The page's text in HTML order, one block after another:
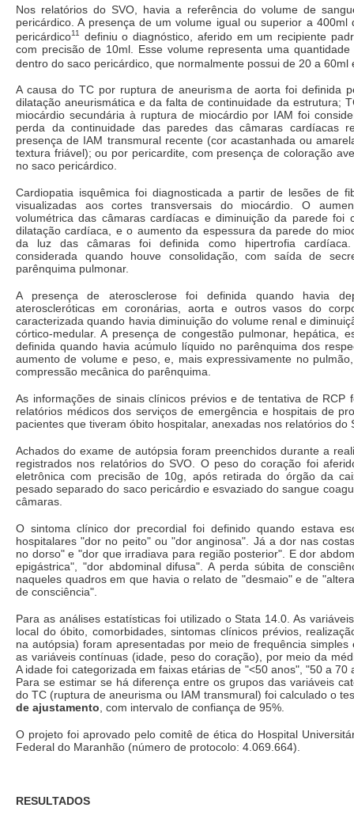
Nos relatórios do SVO, havia a referência do volume de
pericárdico. A presença de um volume igual ou superior a 400ml
pericárdico11
definiu o diagnóstico, aferido em um recipiente
com precisão de 10ml. Esse volume representa uma
dentro do saco pericárdico, que normalmente possui de 20 a 60ml
A causa do TC por ruptura de aneurisma de aorta foi definida
dilatação aneurismática e da falta de continuidade da estrutura;
miocárdio secundária à ruptura de miocárdio por IAM foi
perda da continuidade das paredes das câmaras cardíacas
presença de IAM transmural recente (cor acastanhada ou
textura friável); ou por pericardite, com presença de coloração
no saco pericárdico.
Cardiopatia isquêmica foi diagnosticada a partir de lesões de
visualizadas aos cortes transversais do miocárdio. O
volumétrica das câmaras cardíacas e diminuição da parede foi
dilatação cardíaca, e o aumento da espessura da parede do
da luz das câmaras foi definida como hipertrofia
considerada quando houve consolidação, com saída de
parênquima pulmonar.
A presença de aterosclerose foi definida quando havia
ateroscleróticas em coronárias, aorta e outros vasos do
caracterizada quando havia diminuição do volume renal e
córtico-medular. A presença de congestão pulmonar, hepática,
definida quando havia acúmulo líquido no parênquima dos
aumento de volume e peso, e, mais expressivamente no
compressão mecânica do parênquima.
As informações de sinais clínicos prévios e de tentativa de RCP
relatórios médicos dos serviços de emergência e hospitais de
pacientes que tiveram óbito hospitalar, anexadas nos relatórios do
Achados do exame de autópsia foram preenchidos durante a
registrados nos relatórios do SVO. O peso do coração foi
eletrônica com precisão de 10g, após retirada do órgão da
pesado separado do saco pericárdio e esvaziado do sangue
câmaras.
O sintoma clínico dor precordial foi definido quando estava
hospitalares "dor no peito" ou "dor anginosa". Já a dor nas
no dorso" e "dor que irradiava para região posterior". E dor
epigástrica", "dor abdominal difusa". A perda súbita de
naqueles quadros em que havia o relato de "desmaio" e de
de consciência".
Para as análises estatísticas foi utilizado o Stata 14.0. As
local do óbito, comorbidades, sintomas clínicos prévios,
na autópsia) foram apresentadas por meio de frequência simples
as variáveis contínuas (idade, peso do coração), por meio da
A idade foi categorizada em faixas etárias de "<50 anos", "50 a 70
Para se estimar se há diferença entre os grupos das variáveis
do TC (ruptura de aneurisma ou IAM transmural) foi calculado o
de ajustamento , com intervalo de confiança de 95%.
O projeto foi aprovado pelo comitê de ética do Hospital
Federal do Maranhão (número de protocolo: 4.069.664).
RESULTADOS